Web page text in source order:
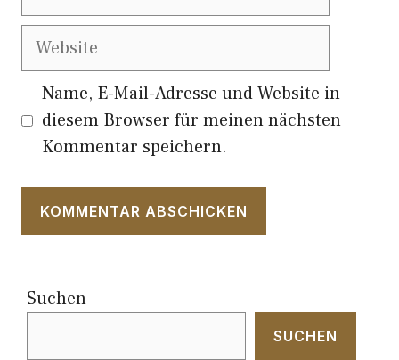
Website
Name, E-Mail-Adresse und Website in
diesem Browser für meinen nächsten
Kommentar speichern.
Suchen
SUCHEN